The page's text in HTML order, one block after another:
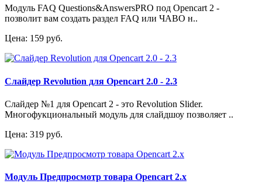
Модуль FAQ Questions&AnswersPRO под Opencart 2 -
позволит вам создать раздел FAQ или ЧАВО н..
Цена: 159 руб.
Слайдер Revolution для Opencart 2.0 - 2.3
Слайдер №1 для Opencart 2 - это Revolution Slider.
Многофукциональный модуль для слайдшоу позволяет ..
Цена: 319 руб.
Модуль Предпросмотр товара Opencart 2.x